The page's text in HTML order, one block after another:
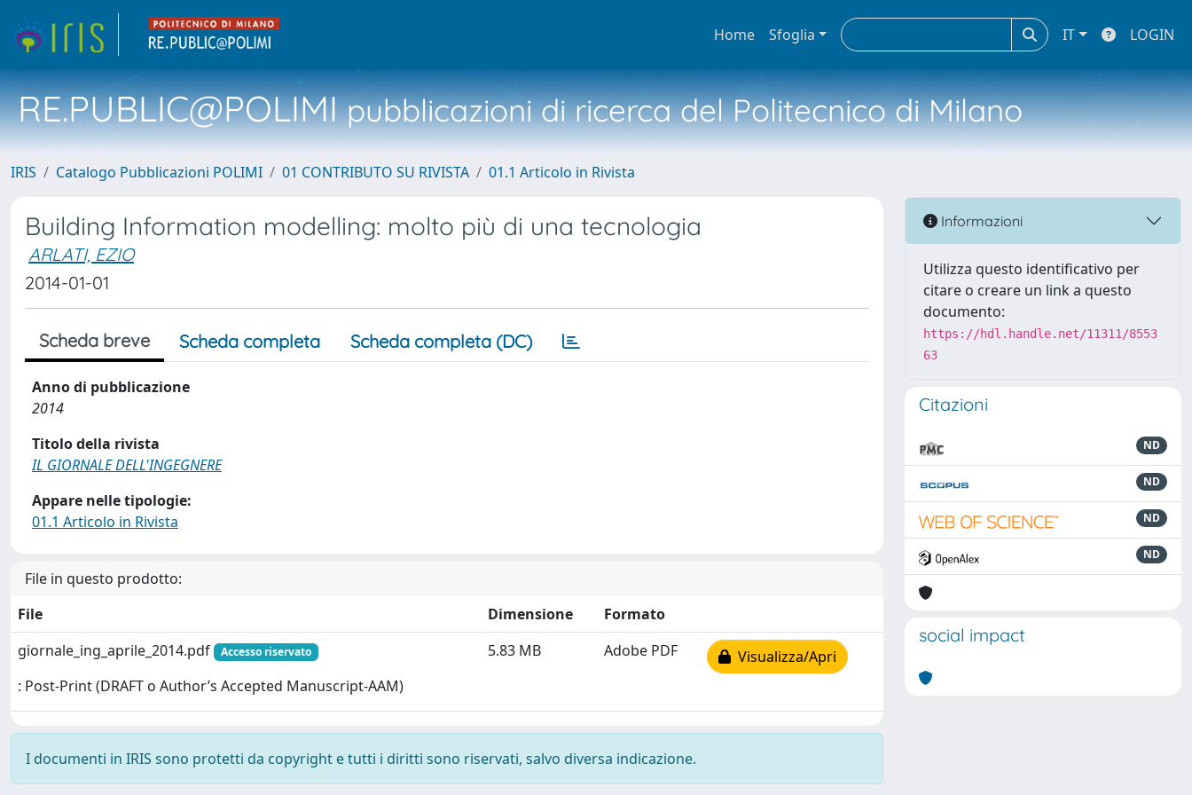
Home Sfoglia IT LOGIN
RE.PUBLIC@POLIMIpubblicazioni di ricerca del Politecnico di Milano
IRIS Catalogo Pubblicazioni POLIMI 01 CONTRIBUTO SU RIVISTA 01.1 Articolo in Rivista
Building Information modelling: molto più di una tecnologia
ARLATI, EZIO
2014-01-01
Scheda breve Scheda completa Scheda completa (DC)
Anno di pubblicazione
2014
Titolo della rivista
IL GIORNALE DELL'INGEGNERE
Appare nelle tipologie:
01.1 Articolo in Rivista
File in questo prodotto:
File
Dimensione
Formato
giornale_ing_aprile_2014.pdf
Accesso riservato
: Post-Print (DRAFT o Author’s Accepted Manuscript-AAM)
5.83 MB Adobe PDF Visualizza/Apri
I documenti in IRIS sono protetti da copyright e tutti i diritti sono riservati, salvo diversa indicazione.
Informazioni
Utilizza questo identificativo per
citare o creare un link a questo
documento:
https://hdl.handle.net/11311/8553
63
Citazioni
ND
ND
ND
ND
social impact